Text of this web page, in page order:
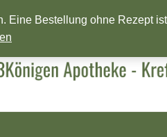
Bestellung ohne Rezept